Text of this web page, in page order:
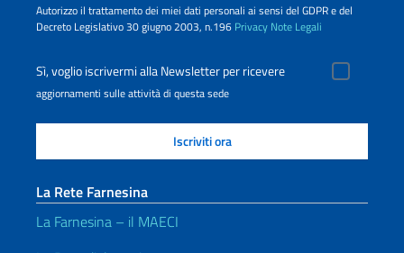
Autorizzo il trattamento dei miei dati personali ai sensi del GDPR e del
Decreto Legislativo 30 giugno 2003, n.196 Privacy Note Legali
Sì, voglio iscrivermi alla Newsletter per ricevere
aggiornamenti sulle attività di questa sede
La Rete Farnesina
La Farnesina – il MAECI